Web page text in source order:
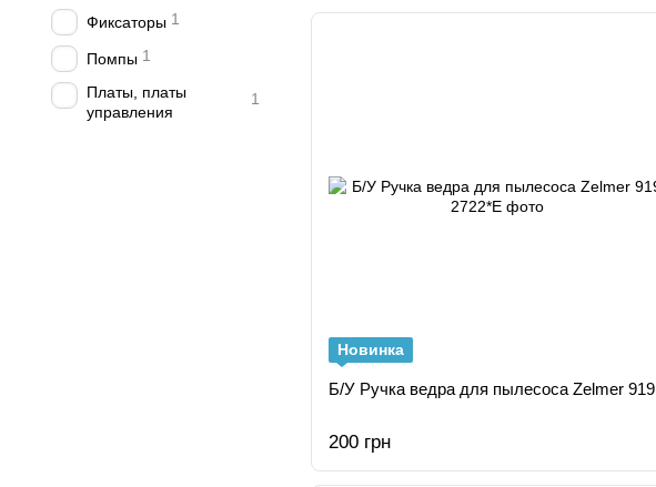
Новинка
Б/У Ручка ведра для пылесоса Zelmer 919
200 грн
Фиксаторы 1
Помпы 1
Платы, платы
управления
1